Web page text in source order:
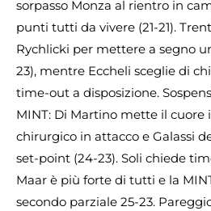
sorpasso Monza al rientro in
punti tutti da vivere (21-21).
Rychlicki per mettere a segno
23), mentre Eccheli sceglie di
time-out a disposizione.
MINT: Di Martino mette il cuore
chirurgico in attacco e Galassi
set-point (24-23). Soli chiede
Maar è più forte di tutti e la
secondo parziale 25-23.